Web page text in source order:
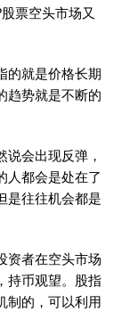
票空头市场又
的就是价格长期
趋势就是不断的
会出现反弹，
人都会是处在了
是往往机会都是
资者在空头市场
持币观望。股指
制的，可以利用